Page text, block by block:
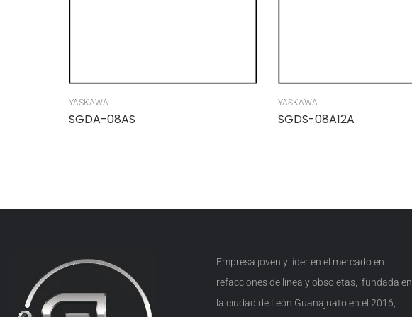
YASKAWA
SGDA-08AS
YASKAWA
SGDS-08A12A
Empresa joven y líder en el mercado en
refacciones de línea y obsoletas, fundada en
la ciudad de León Guanajuato en el 2016,